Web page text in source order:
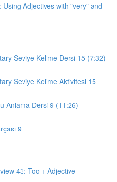
Using Adjectives with "very" and
Seviye Kelime Dersi 15 (7:32)
Seviye Kelime Aktivitesi 15
Anlama Dersi 9 (11:26)
9
43: Too + Adjective